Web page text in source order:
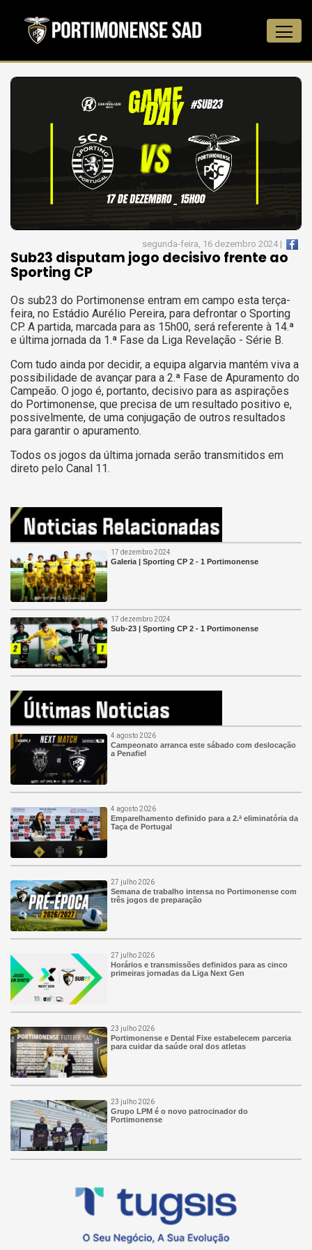
segunda-feira, 16 dezembro 2024 |
Sub23 disputam jogo decisivo frente ao
Sporting CP
Os sub23 do Portimonense entram em campo esta terça-
feira, no Estádio Aurélio Pereira, para defrontar o Sporting
CP. A partida, marcada para as 15h00, será referente à 14.ª
e última jornada da 1.ª Fase da Liga Revelação - Série B.
Com tudo ainda por decidir, a equipa algarvia mantém viva a
possibilidade de avançar para a 2.ª Fase de Apuramento do
Campeão. O jogo é, portanto, decisivo para as aspirações
do Portimonense, que precisa de um resultado positivo e,
possivelmente, de uma conjugação de outros resultados
para garantir o apuramento.
Todos os jogos da última jornada serão transmitidos em
direto pelo Canal 11.
17 dezembro 2024
Galeria | Sporting CP 2 - 1 Portimonense
17 dezembro 2024
Sub-23 | Sporting CP 2 - 1 Portimonense
4 agosto 2026
Campeonato arranca este sábado com deslocação
a Penafiel
4 agosto 2026
Emparelhamento definido para a 2.ª eliminatória da
Taça de Portugal
27 julho 2026
Semana de trabalho intensa no Portimonense com
três jogos de preparação
27 julho 2026
Horários e transmissões definidos para as cinco
primeiras jornadas da Liga Next Gen
23 julho 2026
Portimonense e Dental Fixe estabelecem parceria
para cuidar da saúde oral dos atletas
23 julho 2026
Grupo LPM é o novo patrocinador do
Portimonense